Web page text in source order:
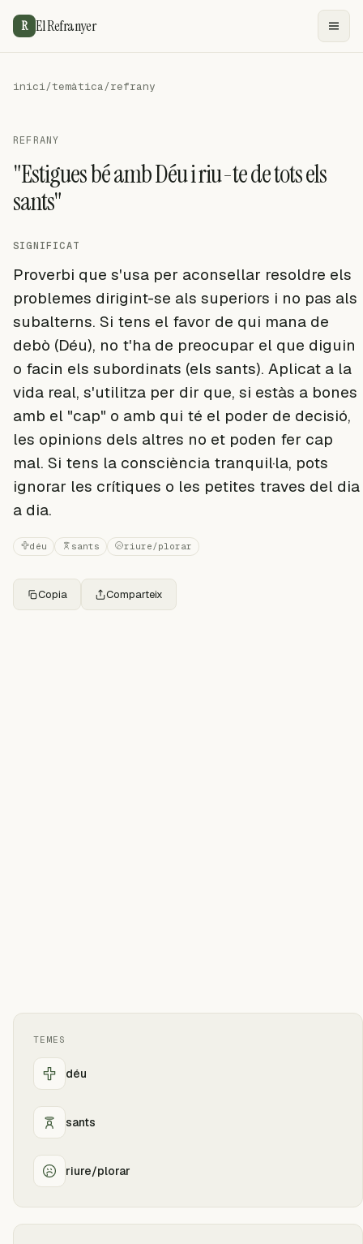
R El Refranyer
inici/temàtica/refrany
REFRANY
"Estigues bé amb Déu i riu-te de tots els
sants"
SIGNIFICAT
Proverbi que s'usa per aconsellar resoldre els
problemes dirigint-se als superiors i no pas als
subalterns. Si tens el favor de qui mana de
debò (Déu), no t'ha de preocupar el que diguin
o facin els subordinats (els sants). Aplicat a la
vida real, s'utilitza per dir que, si estàs a bones
amb el "cap" o amb qui té el poder de decisió,
les opinions dels altres no et poden fer cap
mal. Si tens la consciència tranquil·la, pots
ignorar les crítiques o les petites traves del dia
a dia.
déu sants riure/plorar
Copia Comparteix
TEMES
déu
sants
riure/plorar